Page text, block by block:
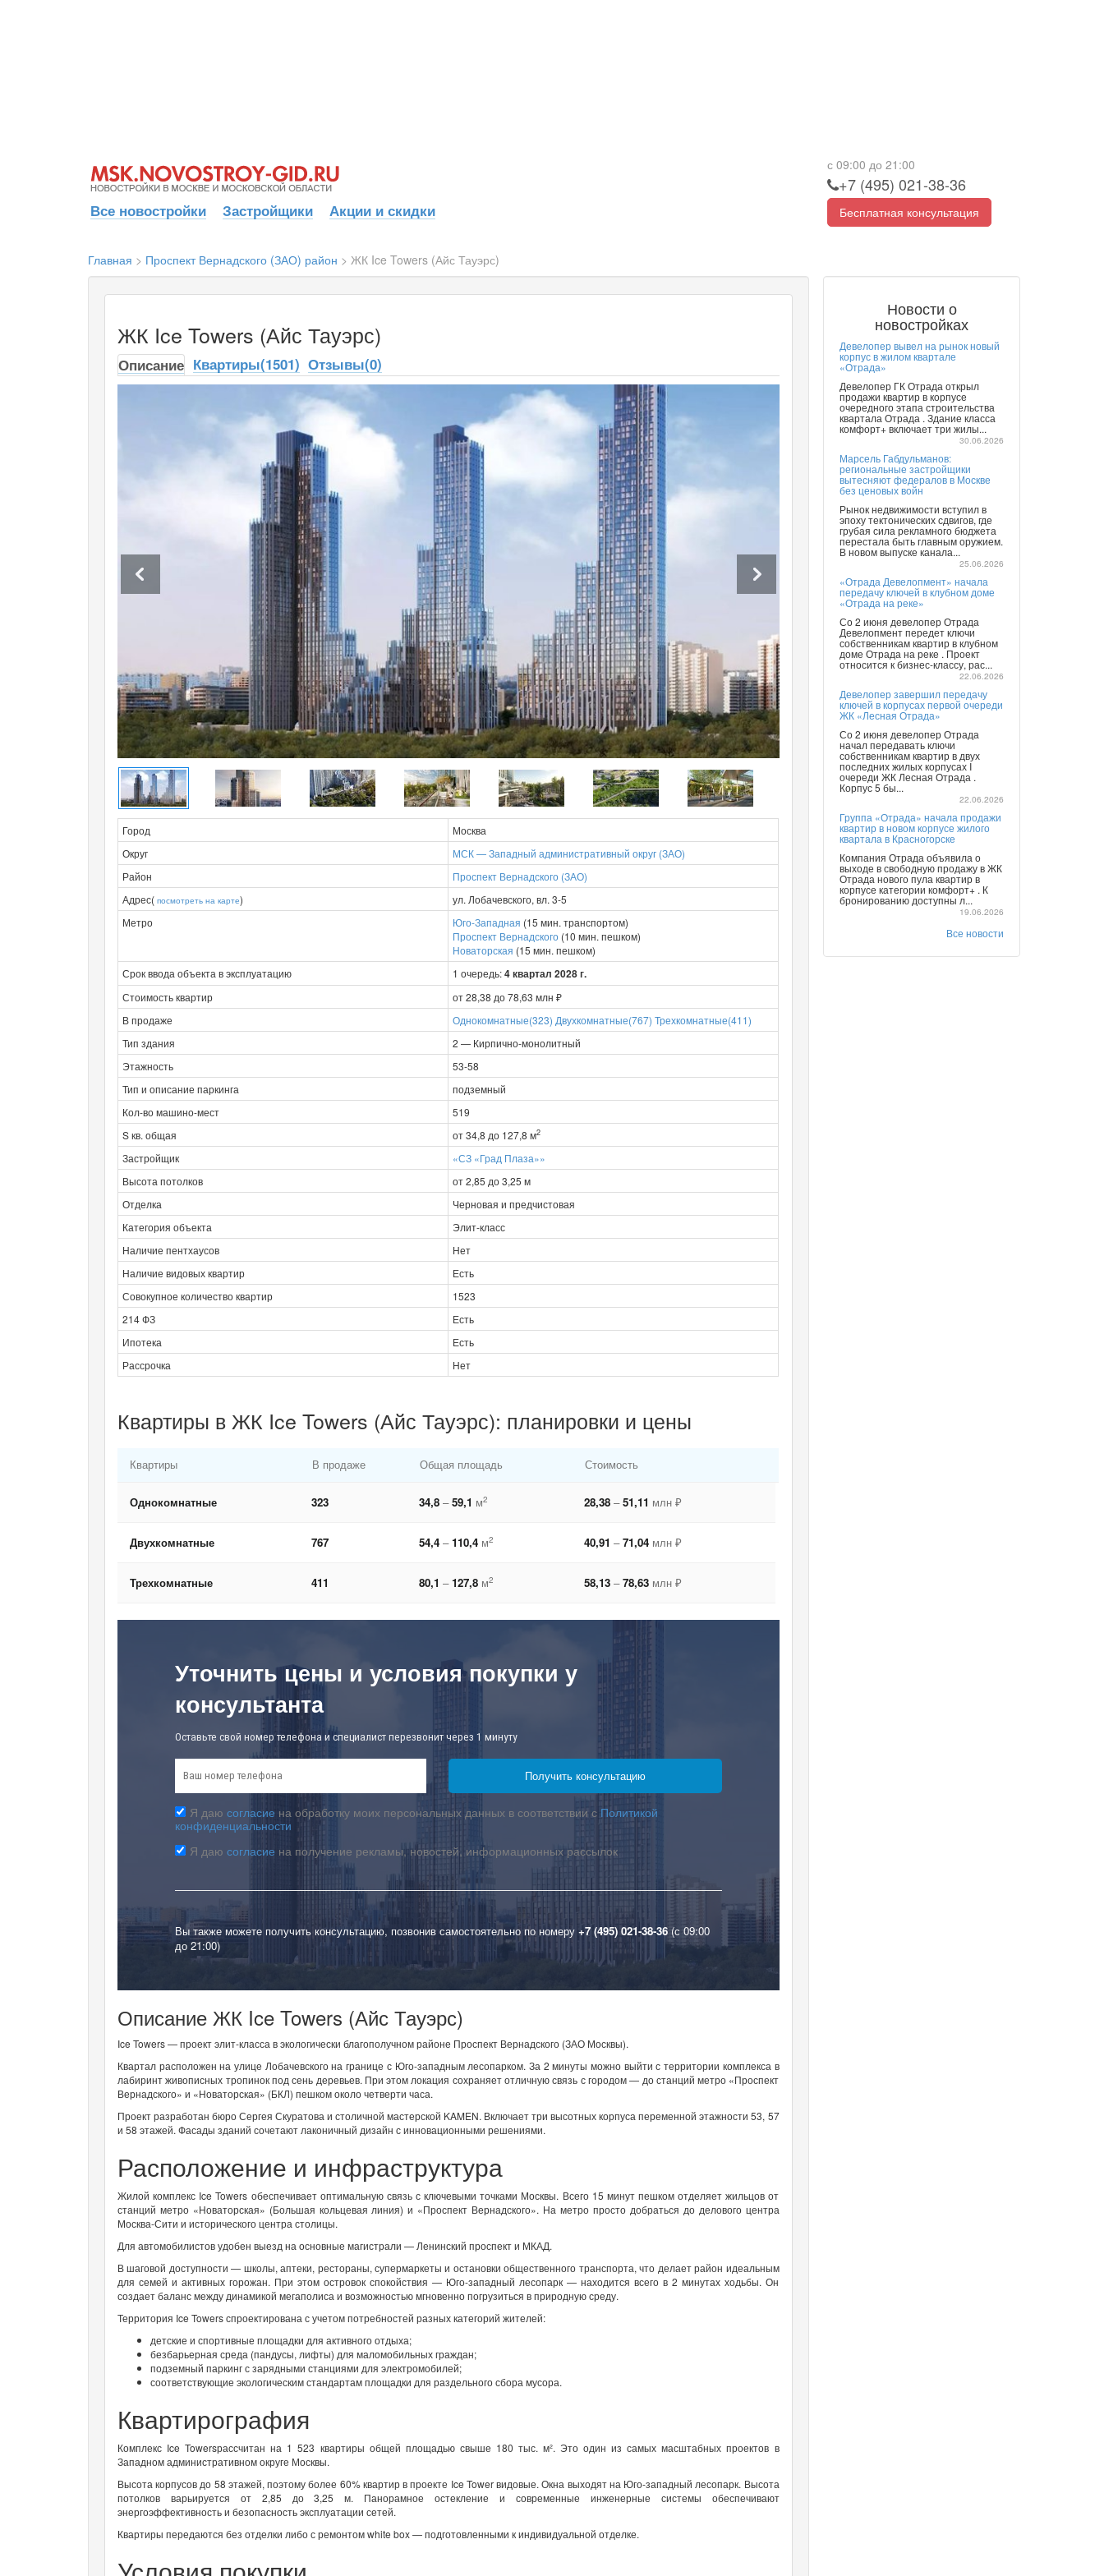
Все новостройки Застройщики Акции и скидки
с 09:00 до 21:00
+7 (495) 021-38-36
Бесплатная консультация
Главная > Проспект Вернадского (ЗАО) район > ЖК Ice Towers (Айс Тауэрс)
ЖК Ice Towers (Айс Тауэрс)
Описание Квартиры(1501) Отзывы(0)
Город
Москва
Округ
МСК — Западный административный округ (ЗАО)
Район
Проспект Вернадского (ЗАО)
Адрес( посмотреть на карте)
ул. Лобачевского, вл. 3-5
Метро
Юго-Западная (15 мин. транспортом)
Проспект Вернадского (10 мин. пешком)
Новаторская (15 мин. пешком)
Срок ввода объекта в эксплуатацию
1 очередь:4 квартал 2028 г.
Стоимость квартир
от 28,38 до 78,63 млн ₽
В продаже
Однокомнатные(323) Двухкомнатные(767) Трехкомнатные(411)
Тип здания
2 — Кирпично-монолитный
Этажность
53-58
Тип и описание паркинга
подземный
Кол-во машино-мест
519
S кв. общая
от 34,8 до 127,8 м2
Застройщик
«СЗ «Град Плаза»»
Высота потолков
от 2,85 до 3,25 м
Отделка
Черновая и предчистовая
Категория объекта
Элит-класс
Наличие пентхаусов
Нет
Наличие видовых квартир
Есть
Совокупное количество квартир
1523
214 ФЗ
Есть
Ипотека
Есть
Рассрочка
Нет
Квартиры в ЖК Ice Towers (Айс Тауэрс): планировки и цены
Квартиры В продаже Общая площадь Стоимость
Однокомнатные 323 34,8 –59,1 м2 28,38 –51,11 млн ₽
Двухкомнатные 767 54,4 –110,4 м2 40,91 –71,04 млн ₽
Трехкомнатные 411 80,1 –127,8 м2 58,13 –78,63 млн ₽
Уточнить цены и условия покупки у
консультанта
Оставьте свой номер телефона и специалист перезвонит через 1 минуту
Я даю согласие на обработку моих персональных данных в соответствии с Политикой
конфиденциальности
Я даю согласие на получение рекламы, новостей, информационных рассылок
Вы также можете получить консультацию, позвонив самостоятельно по номеру +7 (495) 021-38-36 (с 09:00
до 21:00)
Описание ЖК Ice Towers (Айс Тауэрс)
Ice Towers — проект элит-класса в экологически благополучном районе Проспект Вернадского (ЗАО Москвы).
Квартал расположен на улице Лобачевского на границе с Юго-западным лесопарком. За 2 минуты можно выйти с территории комплекса в
лабиринт живописных тропинок под сень деревьев. При этом локация сохраняет отличную связь с городом — до станций метро «Проспект
Вернадского» и «Новаторская» (БКЛ) пешком около четверти часа.
Проект разработан бюро Сергея Скуратова и столичной мастерской KAMEN. Включает три высотных корпуса переменной этажности 53, 57
и 58 этажей. Фасады зданий сочетают лаконичный дизайн с инновационными решениями.
Расположение и инфраструктура
Жилой комплекс Ice Towers обеспечивает оптимальную связь с ключевыми точками Москвы. Всего 15 минут пешком отделяет жильцов от
станций метро «Новаторская» (Большая кольцевая линия) и «Проспект Вернадского». На метро просто добраться до делового центра
Москва-Сити и исторического центра столицы.
Для автомобилистов удобен выезд на основные магистрали — Ленинский проспект и МКАД.
В шаговой доступности — школы, аптеки, рестораны, супермаркеты и остановки общественного транспорта, что делает район идеальным
для семей и активных горожан. При этом островок спокойствия — Юго-западный лесопарк — находится всего в 2 минутах ходьбы. Он
создает баланс между динамикой мегаполиса и возможностью мгновенно погрузиться в природную среду.
Территория Ice Towers спроектирована с учетом потребностей разных категорий жителей:
детские и спортивные площадки для активного отдыха;
безбарьерная среда (пандусы, лифты) для маломобильных граждан;
подземный паркинг с зарядными станциями для электромобилей;
соответствующие экологическим стандартам площадки для раздельного сбора мусора.
Квартирография
Комплекс Ice Towersрассчитан на 1 523 квартиры общей площадью свыше 180 тыс. м². Это один из самых масштабных проектов в
Западном административном округе Москвы.
Высота корпусов до 58 этажей, поэтому более 60% квартир в проекте Ice Towerвидовые. Окна выходят на Юго-западный лесопарк. Высота
потолков варьируется от 2,85 до 3,25 м. Панорамное остекление и современные инженерные системы обеспечивают
энергоэффективность и безопасность эксплуатации сетей.
Квартиры передаются без отделки либо с ремонтом white box — подготовленными к индивидуальной отделке.
Новости о
новостройках
Девелопер вывел на рынок новый
корпус в жилом квартале
«Отрада»
Девелопер ГК Отрада открыл
продажи квартир в корпусе
очередного этапа строительства
квартала Отрада . Здание класса
комфорт+ включает три жилы...
30.06.2026
Марсель Габдульманов:
региональные застройщики
вытесняют федералов в Москве
без ценовых войн
Рынок недвижимости вступил в
эпоху тектонических сдвигов, где
грубая сила рекламного бюджета
перестала быть главным оружием.
В новом выпуске канала...
25.06.2026
«Отрада Девелопмент» начала
передачу ключей в клубном доме
«Отрада на реке»
Со 2 июня девелопер Отрада
Девелопмент передет ключи
собственникам квартир в клубном
доме Отрада на реке . Проект
относится к бизнес-классу, рас...
22.06.2026
Девелопер завершил передачу
ключей в корпусах первой очереди
ЖК «Лесная Отрада»
Со 2 июня девелопер Отрада
начал передавать ключи
собственникам квартир в двух
последних жилых корпусах I
очереди ЖК Лесная Отрада .
Корпус 5 бы...
22.06.2026
Группа «Отрада» начала продажи
квартир в новом корпусе жилого
квартала в Красногорске
Компания Отрада объявила о
выходе в свободную продажу в ЖК
Отрада нового пула квартир в
корпусе категории комфорт+ . К
бронированию доступны л...
19.06.2026
Все новости